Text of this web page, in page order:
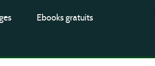
Ebooks gratuits